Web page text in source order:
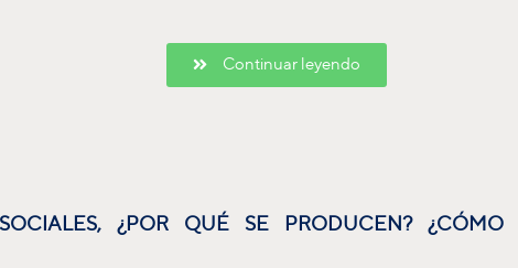
Continuar leyendo
¿POR QUÉ SE PRODUCEN? ¿CÓMO